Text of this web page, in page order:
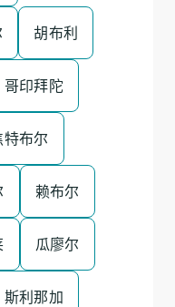
胡布利
哥印拜陀
特布尔
赖布尔
瓜廖尔
斯利那加